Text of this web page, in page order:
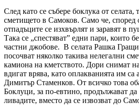
След като се събере боклука от селата,
сметището в Самоков. Само че, според
отпадъците се изхвърлят и заравят в
Така се „спестяват” едни пари, които
частни джобове. В селата Рашка
посочват няколко такива нелегални
камиона на кметството. Дори снимат
вдигат врява, като оплакванията им са
Димитър Стаменков. От всичко това
Боклуци, за по-евтино, продължават да
ливадите, вместо да се извозват до